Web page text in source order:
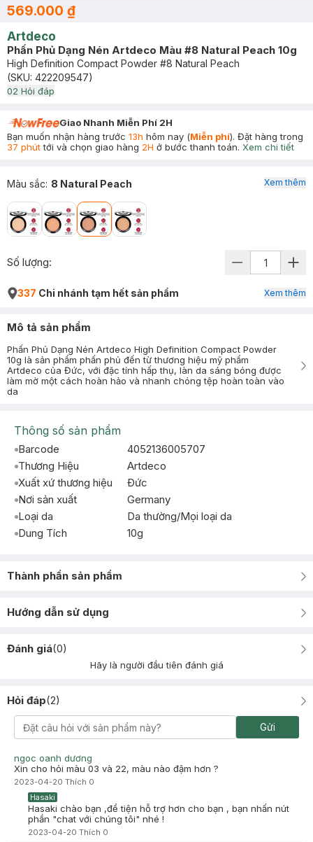
569.000 ₫
Artdeco
Phấn Phủ Dạng Nén Artdeco Màu #8 Natural Peach 10g
High Definition Compact Powder #8 Natural Peach
(SKU: 422209547)
02 Hỏi đáp
Giao Nhanh Miễn Phí 2H
Bạn muốn nhận hàng trước 13h hôm nay (Miễn phí). Đặt hàng trong
37 phúttới và chọn giao hàng 2H ở bước thanh toán. Xem chi tiết
Màu sắc: 8 Natural Peach Xem thêm
Số lượng:
337 Chi nhánh tạm hết sản phẩm Xem thêm
Mô tả sản phẩm
Phấn Phủ Dạng Nén Artdeco High Definition Compact Powder
10g là sản phẩm phấn phủ đến từ thương hiệu mỹ phẩm
Artdeco của Đức, với đặc tính hấp thụ, làn da sáng bóng được
làm mờ một cách hoàn hảo và nhanh chóng tệp hoàn toàn vào
da
Thông số sản phẩm
Barcode
4052136005707
Thương Hiệu
Artdeco
Xuất xứ thương hiệu
Ðức
Nơi sản xuất
Germany
Loại da
Da thường/Mọi loại da
Dung Tích
10g
Thành phần sản phẩm
Hướng dẫn sử dụng
Đánh giá(0)
Hãy là người đầu tiên đánh giá
Hỏi đáp(2)
Gửi
ngoc oanh dương
Xin cho hỏi màu 03 và 22, màu nào đậm hơn ?
2023-04-20 Thích 0
Hasaki
Hasaki chào bạn ,để tiện hỗ trợ hơn cho bạn , bạn nhấn nút
phần "chat với chúng tôi" nhé !
2023-04-20 Thích 0